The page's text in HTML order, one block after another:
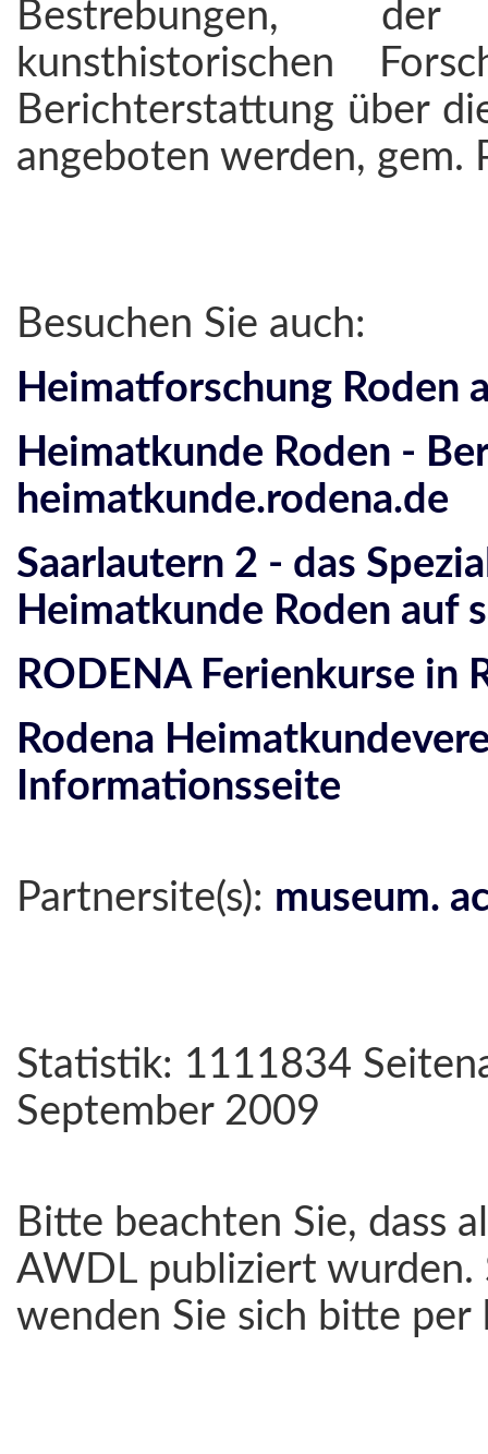
Bestrebungen,
kunsthistorischen
Berichterstattung über
angeboten werden, gem.
Besuchen Sie auch:
Heimatforschung Roden
Heimatkunde Roden -
heimatkunde.rodena.de
Saarlautern 2 - das
Heimatkunde Roden auf
RODENA Ferienkurse in
Rodena
Informationsseite
Partnersite(s): museum.
Statistik: 1111834
September 2009
Bitte beachten Sie, dass
AWDL publiziert wurden.
wenden Sie sich bitte